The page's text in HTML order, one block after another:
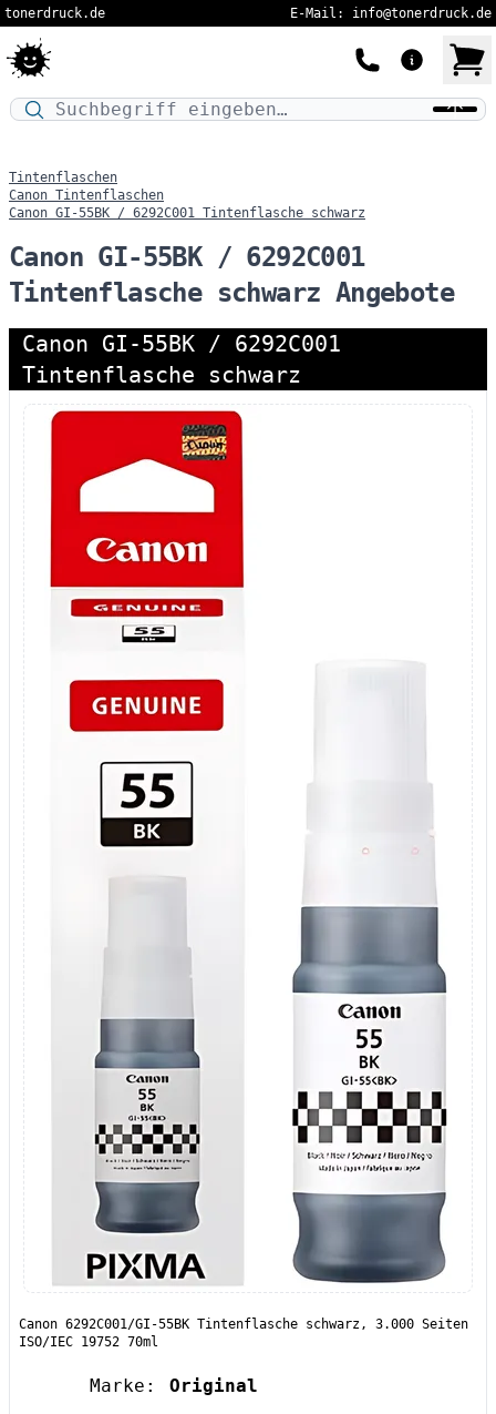
tonerdruck.de E-Mail: info@tonerdruck.de
Druckermodell oder Produktnamen eingeben…
Tintenflaschen
Canon Tintenflaschen
Canon GI-55BK / 6292C001 Tintenflasche schwarz
Canon GI-55BK / 6292C001
Tintenflasche schwarz Angebote
Canon GI-55BK / 6292C001
Tintenflasche schwarz
Canon 6292C001/GI-55BK Tintenflasche schwarz, 3.000 Seiten
ISO/IEC 19752 70ml
Marke:
Original